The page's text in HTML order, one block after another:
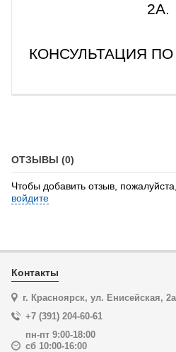
2А.
КОНСУЛЬТАЦИЯ ПО
ОТЗЫВЫ (0)
Чтобы добавить отзыв, пожалуйста,
войдите
Контакты
г. Красноярск, ул. Енисейская, 2а
+7 (391) 204-60-61
пн-пт 9:00-18:00
сб 10:00-16:00